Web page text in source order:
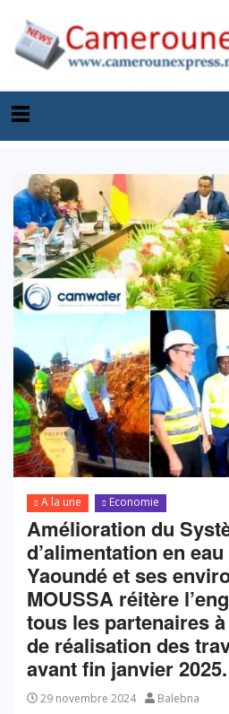
A la une Economie
Amélioration du
d’alimentation en
Yaoundé et ses
MOUSSA réitère
tous les partenaires
de réalisation des
avant fin janvier 2025.
29 novembre 2024 Balebna